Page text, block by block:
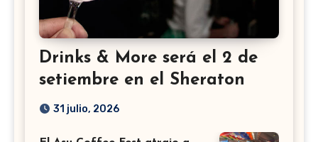
Drinks & More será el 2 de
setiembre en el Sheraton
31 julio, 2026